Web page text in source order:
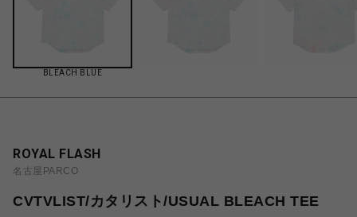
BLEACH BLUE
ROYAL FLASH
名古屋PARCO
CVTVLIST/カタリスト/USUAL BLEACH TEE